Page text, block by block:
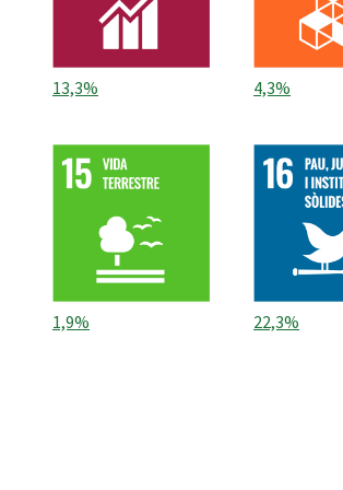
13,3% 4,3%
1,9% 22,3%